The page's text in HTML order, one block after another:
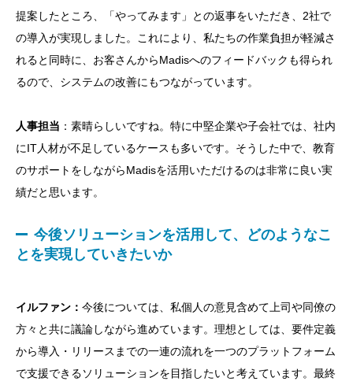
提案したところ、「やってみます」との返事をいただき、2社で
の導入が実現しました。これにより、私たちの作業負担が軽減さ
れると同時に、お客さんからMadisへのフィードバックも得られ
るので、システムの改善にもつながっています。
人事担当 ：素晴らしいですね。特に中堅企業や子会社では、社内
にIT人材が不足しているケースも多いです。そうした中で、教育
のサポートをしながらMadisを活用いただけるのは非常に良い実
績だと思います。
今後ソリューションを活用して、どのようなこ
とを実現していきたいか
イルファン： 今後については、私個人の意見含めて上司や同僚の
方々と共に議論しながら進めています。理想としては、要件定義
から導入・リリースまでの一連の流れを一つのプラットフォーム
で支援できるソリューションを目指したいと考えています。最終